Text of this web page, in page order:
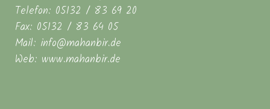
Telefon: 05132 / 83 69 20
Fax: 05132 / 83 64 05
Mail: info@mahanbir.de
Web: www.mahanbir.de